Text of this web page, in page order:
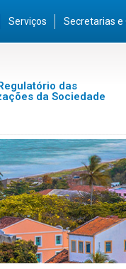
Serviços Secretarias e
das
da Sociedade